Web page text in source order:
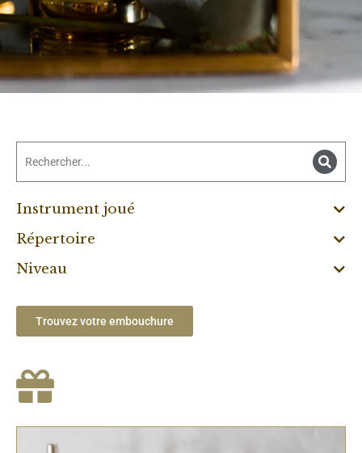
Instrument joué
Répertoire
Niveau
Trouvez votre embouchure